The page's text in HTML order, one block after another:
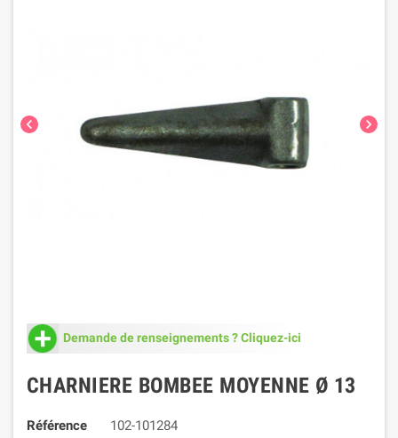
chevron_left chevron_right
Demande de renseignements ? Cliquez-ici
CHARNIERE BOMBEE MOYENNE Ø 13
Référence 102-101284